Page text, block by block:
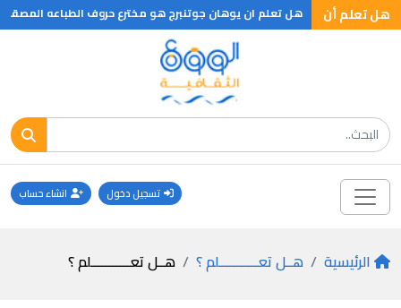
هل تعلم أن
العالم .. ؟ هل تعلم ان يوهان جوتنبرج هو مخترع حروف الطباعه
تسجيل دخول انشاء حساب
الرئيسية هــل تعـــــــــــلم ؟ هــل تعـــــــــــلم ؟